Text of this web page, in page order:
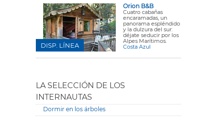
Orion B&B
Cuatro cabañas
encaramadas, un
panorama espléndido
y la dulzura del sur:
déjate seducir por los
Alpes Marítimos.
Costa Azul
DISP. LÍNEA
LA SELECCIÓN DE LOS
INTERNAUTAS
Dormir en los árboles